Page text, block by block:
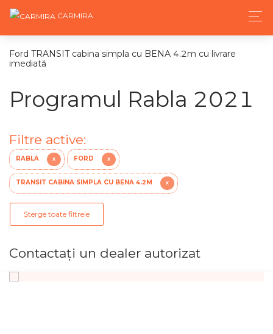
CARMIRA
Ford TRANSIT cabina simpla cu BENA 4.2m cu livrare
imediată
Programul Rabla 2021
Filtre active:
RABLA X FORD X
TRANSIT CABINA SIMPLA CU BENA 4.2M X
Șterge toate filtrele
Contactaţi un dealer autorizat